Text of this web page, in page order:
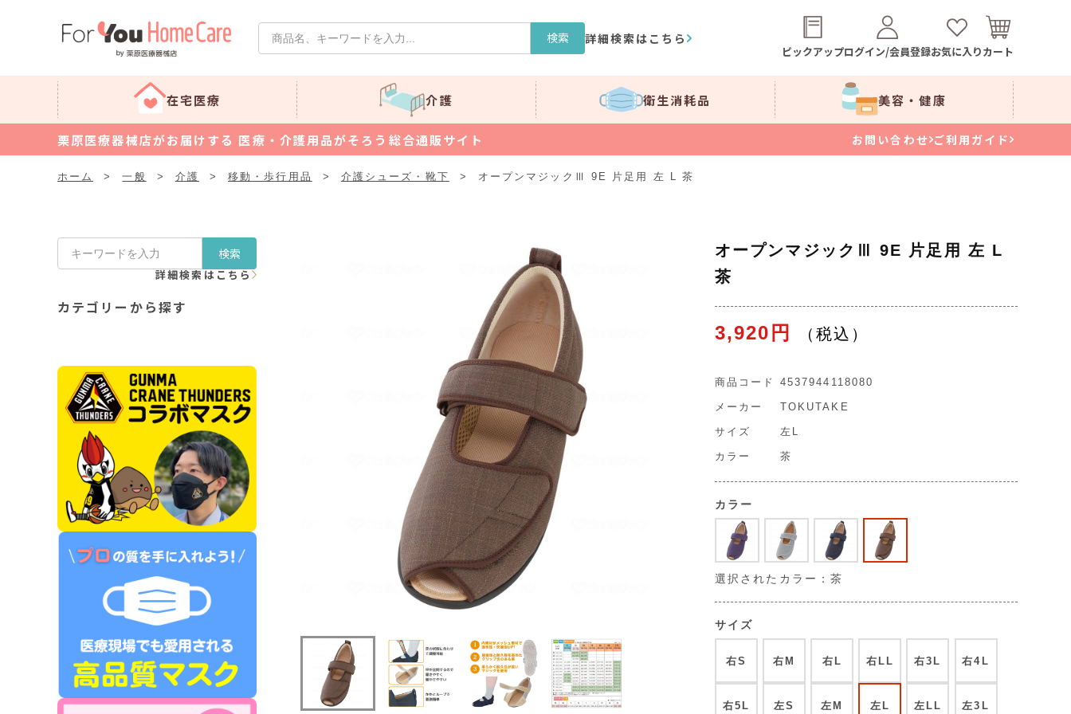
検索 詳細検索はこちら
ピックアップログイン/会員登録お気に入りカート
在宅医療 介護 衛生消耗品 美容・健康
栗原医療器械店がお届けする 医療・介護用品がそろう総合通販サイト お問い合わせ ご利用ガイド
ホーム > 一般 > 介護 > 移動・歩行用品 > 介護シューズ・靴下 > オープンマジックⅢ 9E 片足用 左 L 茶
検索
詳細検索はこちら
カテゴリーから探す
オープンマジックⅢ 9E 片足用 左 L
茶
3,920円
商品コード 4537944118080
メーカー TOKUTAKE
サイズ 左L
カラー 茶
カラー
選択されたカラー：茶
サイズ
右S 右M 右L 右LL 右3L 右4L
右5L 左S 左M 左L 左LL 左3L